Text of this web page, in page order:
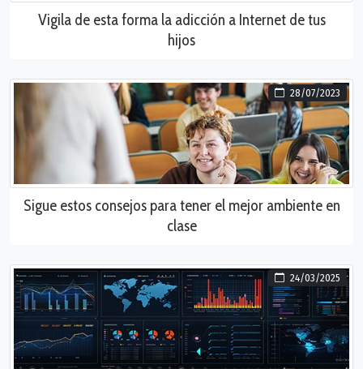
Vigila de esta forma la adicción a Internet de tus
hijos
28/07/2023
Sigue estos consejos para tener el mejor ambiente en
clase
24/03/2025